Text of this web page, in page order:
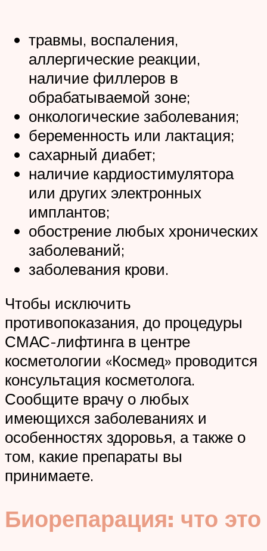
травмы, воспаления,
аллергические реакции,
наличие филлеров в
обрабатываемой зоне;
онкологические заболевания;
беременность или лактация;
сахарный диабет;
наличие кардиостимулятора
или других электронных
имплантов;
обострение любых хронических
заболеваний;
заболевания крови.
Чтобы исключить
противопоказания, до процедуры
СМАС-лифтинга в центре
косметологии «Космед» проводится
консультация косметолога.
Сообщите врачу о любых
имеющихся заболеваниях и
особенностях здоровья, а также о
том, какие препараты вы
принимаете.
Биорепарация: что это